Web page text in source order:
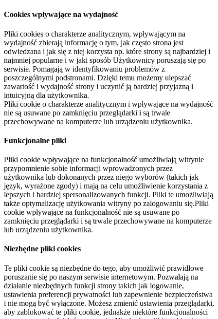
Cookies wpływające na wydajność
Pliki cookies o charakterze analitycznym, wpływającym na
wydajność zbierają informację o tym, jak często strona jest
odwiedzana i jak się z niej korzysta np. które strony są najbardziej i
najmniej popularne i w jaki sposób Użytkownicy poruszają się po
serwisie. Pomagają w identyfikowaniu problemów z
poszczególnymi podstronami. Dzięki temu możemy ulepszać
zawartość i wydajność strony i uczynić ją bardziej przyjazną i
intuicyjną dla użytkownika.
Pliki cookie o charakterze analitycznym i wpływające na wydajność
nie są usuwane po zamknięciu przeglądarki i są trwale
przechowywane na komputerze lub urządzeniu użytkownika.
Funkcjonalne pliki
Pliki cookie wpływające na funkcjonalność umożliwiają witrynie
przypomnienie sobie informacji wprowadzonych przez
użytkownika lub dokonanych przez niego wyborów (takich jak
język, wyrażone zgody) i mają na celu umożliwienie korzystania z
lepszych i bardziej spersonalizowanych funkcji. Pliki te umożliwiają
także optymalizację użytkowania witryny po zalogowaniu się.Pliki
cookie wpływające na funkcjonalność nie są usuwane po
zamknięciu przeglądarki i są trwale przechowywane na komputerze
lub urządzeniu użytkownika.
Niezbędne pliki cookies
Te pliki cookie są niezbędne do tego, aby umożliwić prawidłowe
poruszanie się po naszym serwisie internetowym. Pozwalają na
działanie niezbędnych funkcji strony takich jak logowanie,
ustawienia preferencji prywatności lub zapewnienie bezpieczeństwa
i nie mogą być wyłączone. Możesz zmienić ustawienia przeglądarki,
aby zablokować te pliki cookie, jednakże niektóre funkcjonalności